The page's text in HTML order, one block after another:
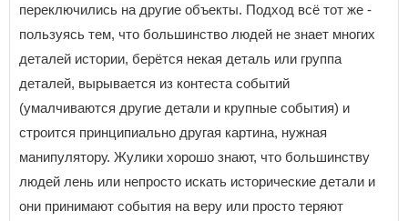
переключились на другие объекты. Подход всё тот же -
пользуясь тем, что большинство людей не знает многих
деталей истории, берётся некая деталь или группа
деталей, вырывается из контеста событий
(умалчиваются другие детали и крупные события) и
строится принципиально другая картина, нужная
манипулятору. Жулики хорошо знают, что большинству
людей лень или непросто искать исторические детали и
они принимают события на веру или просто теряют